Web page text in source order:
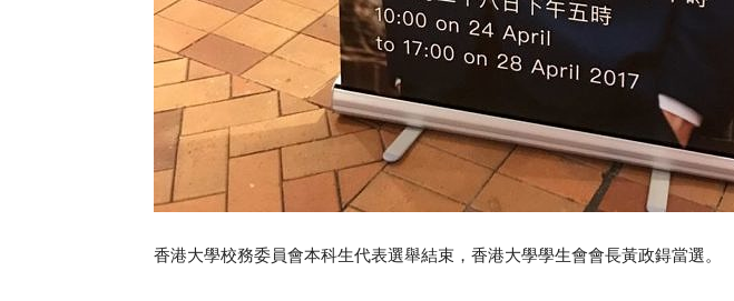
香港大學校務委員會本科生代表選舉結束，香港大學學生會會長黃政鍀當選。